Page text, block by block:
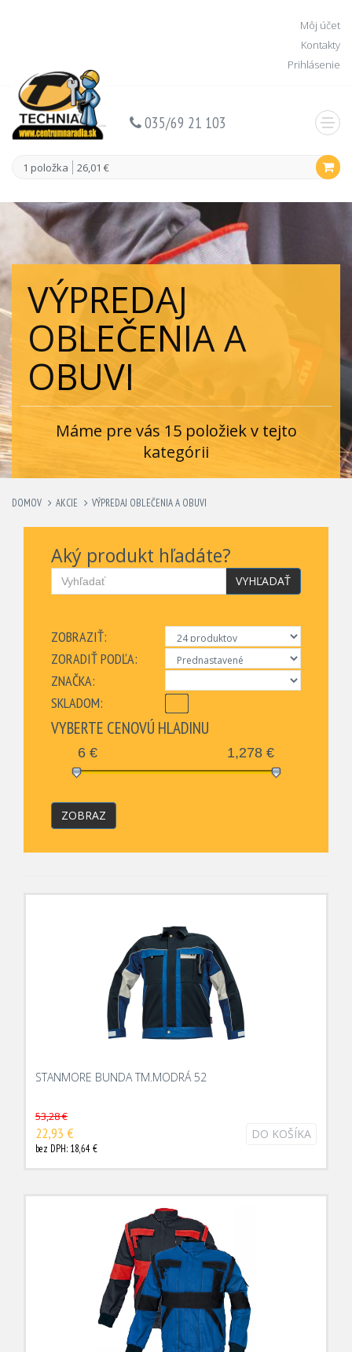
Môj účet
Kontakty
Prihlásenie
1 položka 26,01 €
035/69 21 103
VÝPREDAJ
OBLEČENIA A
OBUVI
Máme pre vás 15 položiek v tejto
kategórii
DOMOV AKCIE VÝPREDAJ OBLEČENIA A OBUVI
Aký produkt hľadáte?
VYHĽADAŤ
ZOBRAZIŤ:
ZORADIŤ PODĽA:
ZNAČKA:
SKLADOM:
VYBERTE CENOVÚ HLADINU
6€ 1,278 €
ZOBRAZ
STANMORE BUNDA TM.MODRÁ 52
53,28 €
22,93 €
bez DPH: 18,64 €
DO KOŠÍKA